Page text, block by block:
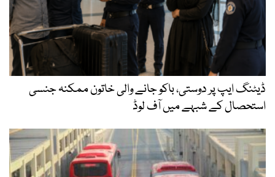
ڈیٹنگ ایپ پر دوستی، باکو جانے والی خاتون ممکنہ جنسی
استحصال کے شبہے میں آف لوڈ